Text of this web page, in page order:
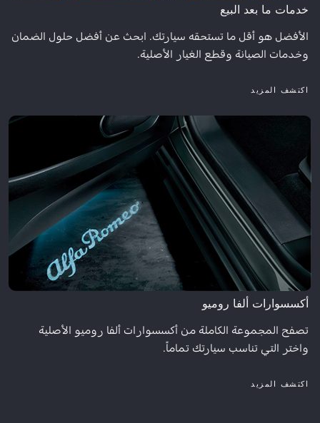
خدمات ما بعد البيع
الأفضل هو أقل ما تستحقه سيارتك. ابحث عن أفضل حلول الضمان
وخدمات الصيانة وقطع الغيار الأصلية.
اكتشف المزيد
أكسسوارات ألفا روميو
تصفح المجموعة الكاملة من أكسسوارات ألفا روميو الأصلية
واختر التي تناسب سيارتك تماماً.
اكتشف المزيد